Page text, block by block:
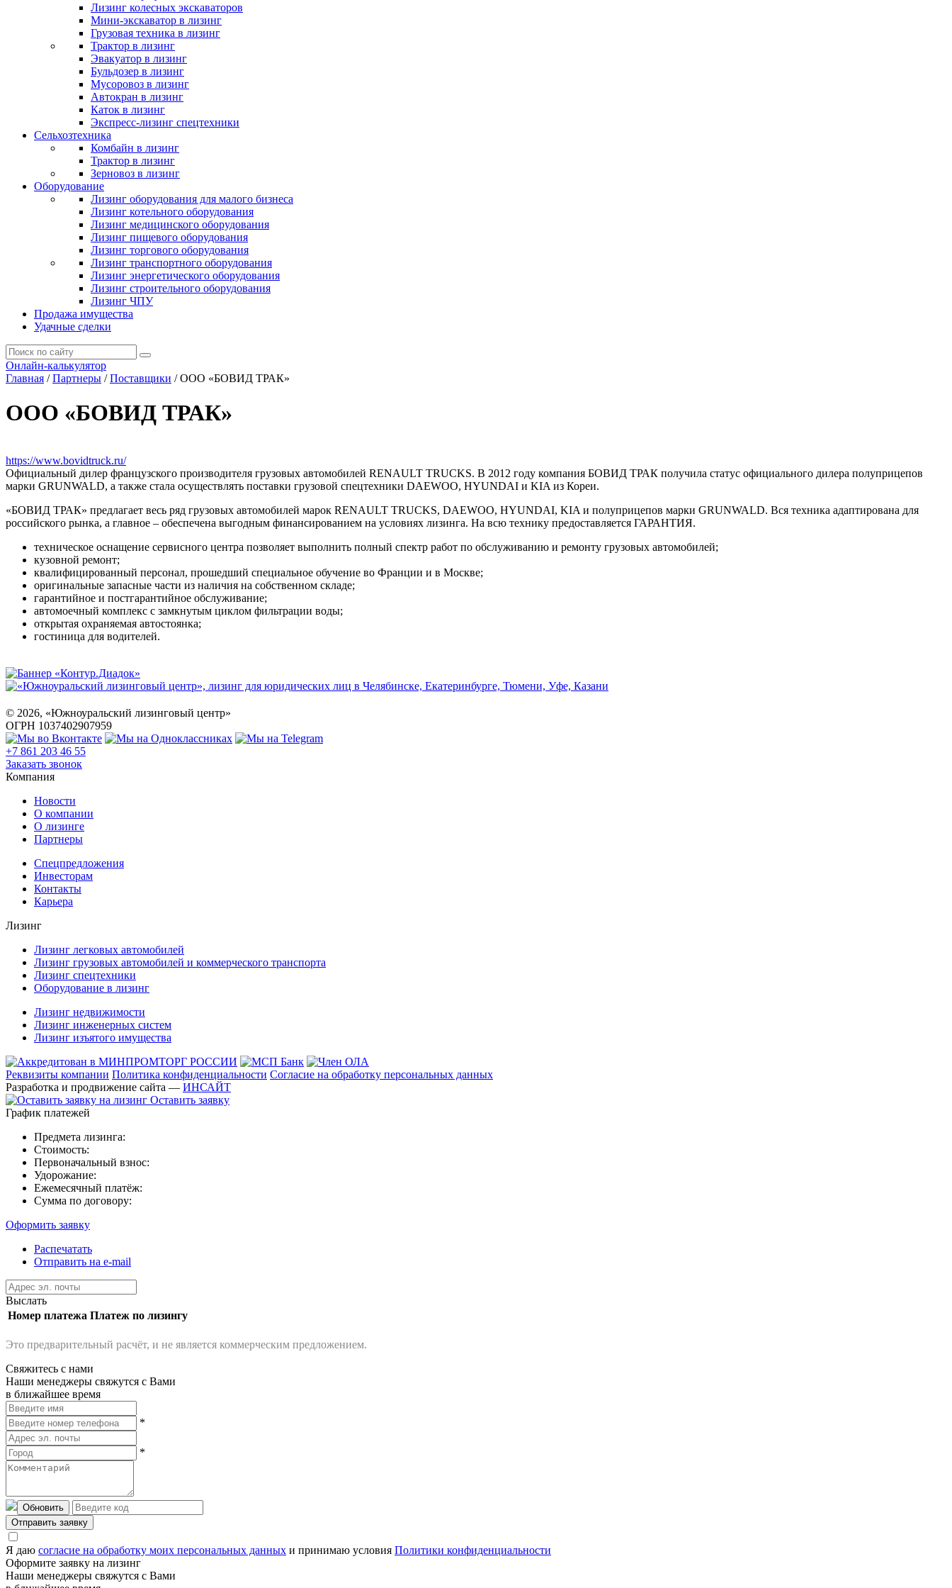
Лизинг колесных экскаваторов
Мини-экскаватор в лизинг
Грузовая техника в лизинг
Трактор в лизинг
Эвакуатор в лизинг
Бульдозер в лизинг
Мусоровоз в лизинг
Автокран в лизинг
Каток в лизинг
Экспресс-лизинг спецтехники
Сельхозтехника
Комбайн в лизинг
Трактор в лизинг
Зерновоз в лизинг
Оборудование
Лизинг оборудования для малого бизнеса
Лизинг котельного оборудования
Лизинг медицинского оборудования
Лизинг пищевого оборудования
Лизинг торгового оборудования
Лизинг транспортного оборудования
Лизинг энергетического оборудования
Лизинг строительного оборудования
Лизинг ЧПУ
Продажа имущества
Удачные сделки
Онлайн-калькулятор
Главная / Партнеры / Поставщики / ООО «БОВИД ТРАК»
ООО «БОВИД ТРАК»
https://www.bovidtruck.ru/
Официальный дилер французского производителя грузовых автомобилей RENAULT TRUCKS. В 2012 году компания БОВИД ТРАК получила статус официального дилера полуприцепов
марки GRUNWALD, а также стала осуществлять поставки грузовой спецтехники DAEWOO, HYUNDAI и KIA из Кореи.
«БОВИД ТРАК» предлагает весь ряд грузовых автомобилей марок RENAULT TRUCKS, DAEWOO, HYUNDAI, KIA и полуприцепов марки GRUNWALD. Вся техника адаптирована для
российского рынка, а главное – обеспечена выгодным финансированием на условиях лизинга. На всю технику предоставляется ГАРАНТИЯ.
техническое оснащение сервисного центра позволяет выполнить полный спектр работ по обслуживанию и ремонту грузовых автомобилей;
кузовной ремонт;
квалифицированный персонал, прошедший специальное обучение во Франции и в Москве;
оригинальные запасные части из наличия на собственном складе;
гарантийное и постгарантийное обслуживание;
автомоечный комплекс с замкнутым циклом фильтрации воды;
открытая охраняемая автостоянка;
гостиница для водителей.
© 2026, «Южноуральский лизинговый центр»
ОГРН 1037402907959
+7 861 203 46 55
Заказать звонок
Компания
Новости
О компании
О лизинге
Партнеры
Спецпредложения
Инвесторам
Контакты
Карьера
Лизинг
Лизинг легковых автомобилей
Лизинг грузовых автомобилей и коммерческого транспорта
Лизинг спецтехники
Оборудование в лизинг
Лизинг недвижимости
Лизинг инженерных систем
Лизинг изъятого имущества
Реквизиты компании Политика конфиденциальности Согласие на обработку персональных данных
Разработка и продвижение сайта — ИНСАЙТ
Оставить заявку
График платежей
Предмета лизинга:
Стоимость:
Первоначальный взнос:
Удорожание:
Ежемесячный платёж:
Сумма по договору:
Оформить заявку
Распечатать
Отправить на e-mail
Выслать
Номер платежа Платеж по лизингу
Это предварительный расчёт, и не является коммерческим предложением.
Свяжитесь с нами
Наши менеджеры свяжутся с Вами
в ближайшее время
*
*
Обновить
Отправить заявку
Я даю согласие на обработку моих персональных данных и принимаю условия Политики конфиденциальности
Оформите заявку на лизинг
Наши менеджеры свяжутся с Вами